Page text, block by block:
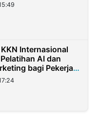
Internasional
AI dan
bagi Pekerja
di Taiwan